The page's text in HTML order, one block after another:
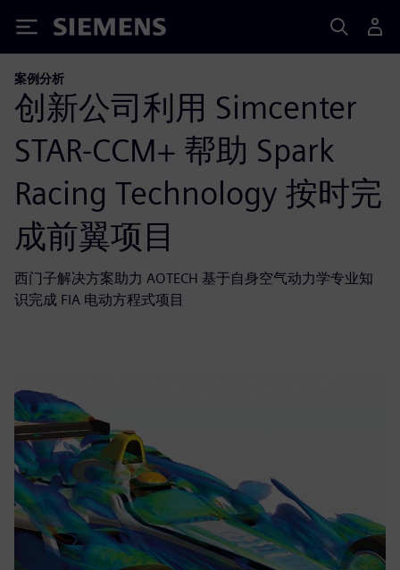
Siemens
案例分析
创新公司利用 Simcenter
STAR-CCM+ 帮助 Spark
Racing Technology 按时完
成前翼项目
西门子解决方案助力 AOTECH 基于自身空气动力学专业知
识完成 FIA 电动方程式项目